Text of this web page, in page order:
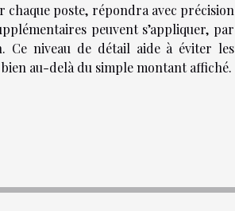
poste, répondra avec précision
peuvent s’appliquer, par
Ce niveau de détail aide à éviter les
au-delà du simple montant affiché.